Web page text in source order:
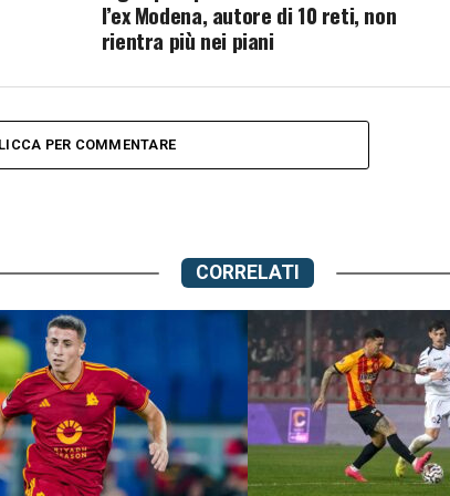
l’ex Modena, autore di 10 reti, non
rientra più nei piani
PER COMMENTARE
CORRELATI